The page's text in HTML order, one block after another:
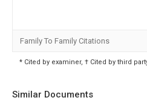
Family To Family Citations
* Cited by examiner, † Cited by third
Similar Documents